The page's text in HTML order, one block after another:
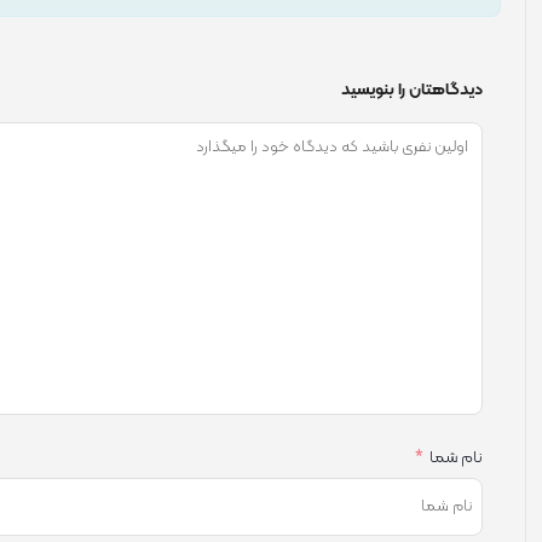
دیدگاهتان را بنویسید
نام شما *